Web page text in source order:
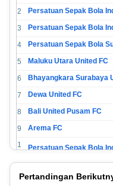
2
3
4
5
Maluku Utara United FC
6
Bhayangkara Surabaya
7
Dewa United FC
8
Bali United Pusam FC
9
Arema FC
1
0
1Pertandingan